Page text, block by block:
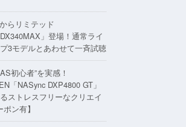
らリミテッド
」登場！通常ライ
3モデルとあわせて一斉試聴
初心者”を実感！
「NASync DXP4800 GT」
ストレスフリーなクリエイ
ン有】